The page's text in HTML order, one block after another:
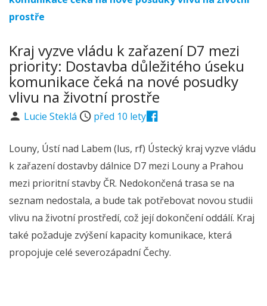
prostře
Kraj vyzve vládu k zařazení D7 mezi
priority: Dostavba důležitého úseku
komunikace čeká na nové posudky
vlivu na životní prostře
Lucie Steklá před 10 lety
Louny, Ústí nad Labem (lus, rf) Ústecký kraj vyzve vládu
k zařazení dostavby dálnice D7 mezi Louny a Prahou
mezi prioritní stavby ČR. Nedokončená trasa se na
seznam nedostala, a bude tak potřebovat novou studii
vlivu na životní prostředí, což její dokončení oddálí. Kraj
také požaduje zvýšení kapacity komunikace, která
propojuje celé severozápadní Čechy.